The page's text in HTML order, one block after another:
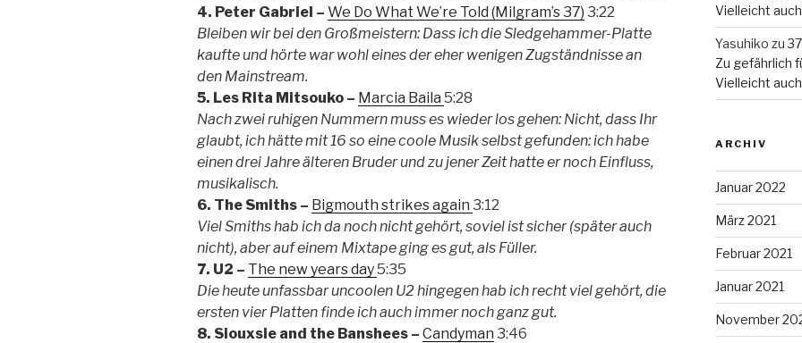
4. Peter Gabriel – We Do What We’re Told (Milgram’s 37) 3:22
Bleiben wir bei den Großmeistern: Dass ich die Sledgehammer-Platte
kaufte und hörte war wohl eines der eher wenigen Zugständnisse an
den Mainstream.
5. Les Rita Mitsouko – Marcia Baila 5:28
Nach zwei ruhigen Nummern muss es wieder los gehen: Nicht, dass Ihr
glaubt, ich hätte mit 16 so eine coole Musik selbst gefunden: ich habe
einen drei Jahre älteren Bruder und zu jener Zeit hatte er noch Einfluss,
musikalisch.
6. The Smiths – Bigmouth strikes again 3:12
Viel Smiths hab ich da noch nicht gehört, soviel ist sicher (später auch
nicht), aber auf einem Mixtape ging es gut, als Füller.
7. U2 – The new years day5:35
Die heute unfassbar uncoolen U2 hingegen hab ich recht viel gehört, die
ersten vier Platten finde ich auch immer noch ganz gut.
8. Siouxsie and the Banshees – Candyman 3:46
Vielleicht
Yasuhiko zu
Zu gefährlich
Vielleicht
ARCHIV
Januar 2022
März 2021
Februar 2021
Januar 2021
November